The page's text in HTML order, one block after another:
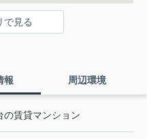
で見る
報 周辺環境
の賃貸マンション